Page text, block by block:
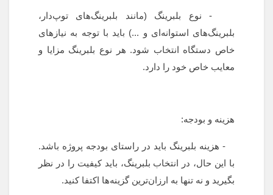
- نوع بلبرینگ (مانند بلبرینگ‌های توپ‌دار،
بلبرینگ‌های استوانه‌ای و ...) باید با توجه به نیازهای
خاص دستگاه انتخاب شود. هر نوع بلبرینگ مزایا و
معایب خاص خود را دارد.
هزینه و بودجه:
- هزینه بلبرینگ باید در راستای بودجه پروژه باشد.
با این حال، در انتخاب بلبرینگ، باید کیفیت را در نظر
بگیرید و نه تنها به ارزان‌ترین گزینه‌ها اکتفا کنید.